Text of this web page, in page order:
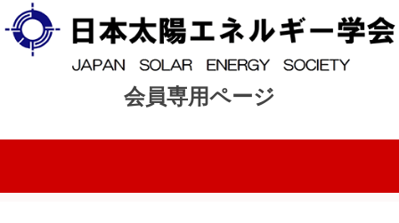
会員専用ページ
コンテンツへスキップ